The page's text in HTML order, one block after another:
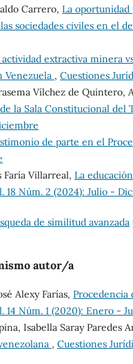
Carrero, La oportunidad
sociedades civiles en el
actividad extractiva minera
Venezuela , Cuestiones
Vílchez de Quintero,
la Sala Constitucional del
de parte en el
Faría Villarreal, La
18 Núm. 2 (2024): Julio -
de similitud avanzada
autor/a
Alexy Farías, Procedencia
14 Núm. 1 (2020): Enero -
Isabella Saray Paredes
, Cuestiones